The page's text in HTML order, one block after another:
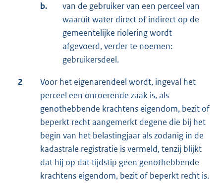
b.
van de gebruiker van een perceel van
waaruit water direct of indirect op de
gemeentelijke riolering wordt
afgevoerd, verder te noemen:
gebruikersdeel.
2
Voor het eigenarendeel wordt, ingeval het
perceel een onroerende zaak is, als
genothebbende krachtens eigendom, bezit of
beperkt recht aangemerkt degene die bij het
begin van het belastingjaar als zodanig in de
kadastrale registratie is vermeld, tenzij blijkt
dat hij op dat tijdstip geen genothebbende
krachtens eigendom, bezit of beperkt recht is.